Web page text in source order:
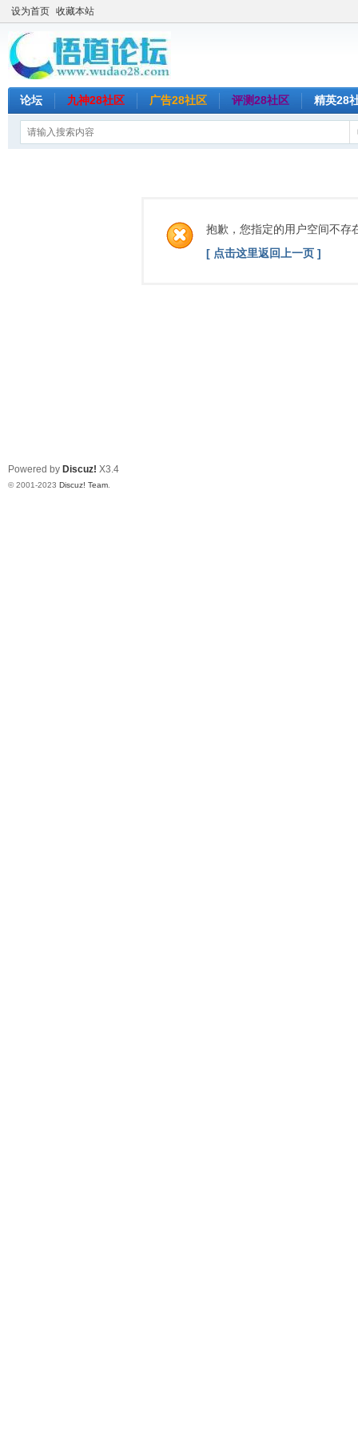
设为首页 收藏本站
论坛 九神28社区 广告28社区 评测28社区 精英28
抱歉，您指定的用户空间不存
[ 点击这里返回上一页 ]
Powered by Discuz! X3.4
© 2001-2023 Discuz! Team